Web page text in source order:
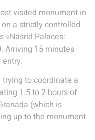
visited monument in
a strictly controlled
«Nasrid Palaces:
Arriving 15 minutes
to coordinate a
1.5 to 2 hours of
(which is
up to the monument